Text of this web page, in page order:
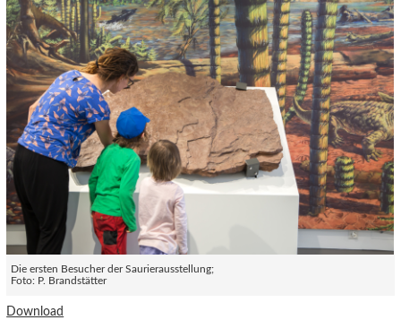
Die ersten Besucher der Saurierausstellung;
Foto: P. Brandstätter
Download